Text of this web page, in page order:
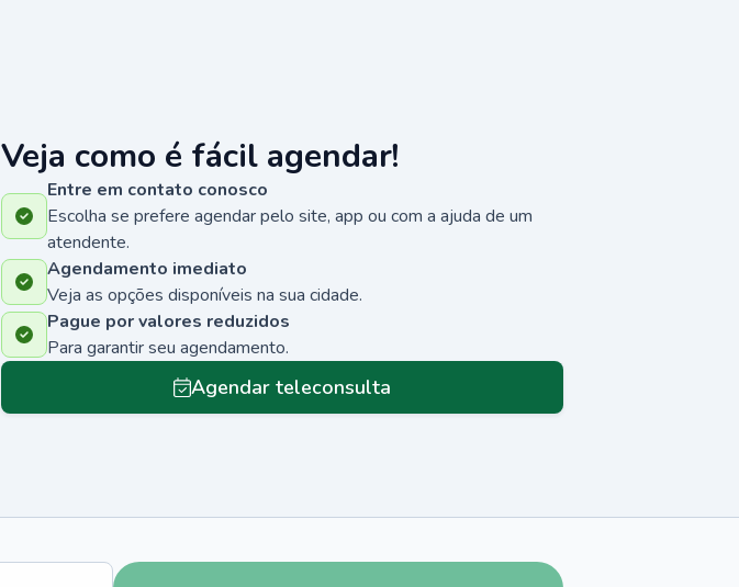
Veja como é fácil agendar!
Entre em contato conosco
Escolha se prefere agendar pelo site, app ou com a ajuda de um
atendente.
Agendamento imediato
Veja as opções disponíveis na sua cidade.
Pague por valores reduzidos
Para garantir seu agendamento.
Agendar teleconsulta